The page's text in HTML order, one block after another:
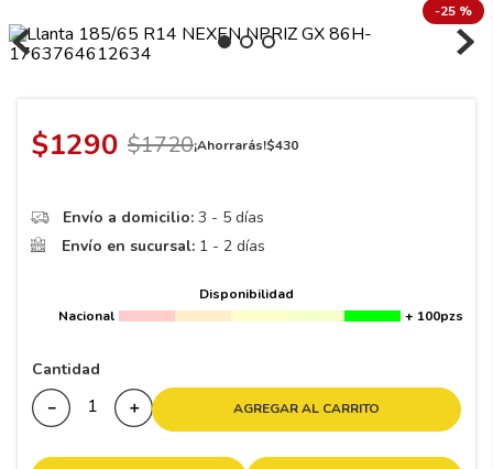
-25 %
$1290 $1720¡Ahorrarás!$430
Envío a domicilio: 3 - 5 días
Envío en sucursal: 1 - 2 días
Disponibilidad
Nacional
+ 100pzs
Cantidad
＋
－ AGREGAR AL CARRITO
9 195